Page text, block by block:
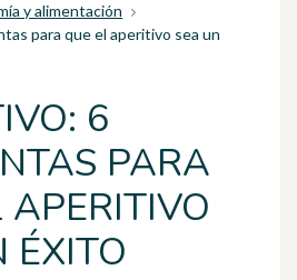
y alimentación
para que el aperitivo sea un
6
PARA
APERITIVO
ÉXITO